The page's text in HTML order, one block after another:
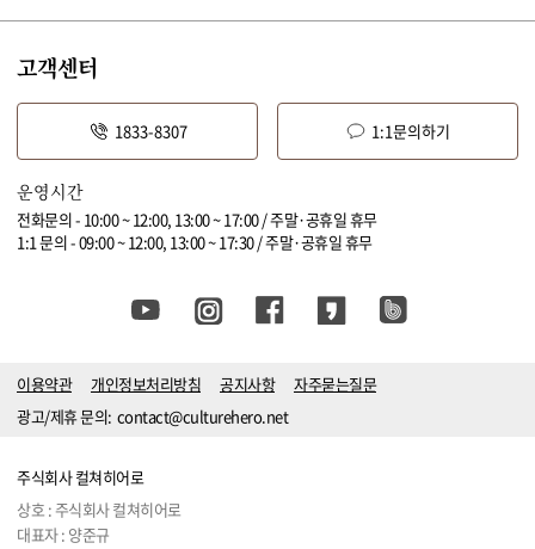
고객센터
1833-8307 1:1문의하기
운영시간
전화문의 - 10:00 ~ 12:00, 13:00 ~ 17:00 / 주말·공휴일 휴무
1:1 문의 - 09:00 ~ 12:00, 13:00 ~ 17:30 / 주말·공휴일 휴무
이용약관 개인정보처리방침 공지사항
자주묻는질문
광고/제휴 문의: contact@culturehero.net
주식회사 컬쳐히어로
상호 : 주식회사 컬쳐히어로
대표자 : 양준규